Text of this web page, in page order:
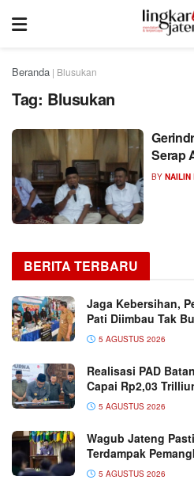
Beranda | Blusukan
Tag: Blusukan
Serap
BY NAILIN
BERITA TERBARU
Jaga Kebersihan,
Pati Diimbau Tak
5 AGUSTUS 2026
Realisasi PAD
Capai Rp2,03
5 AGUSTUS 2026
Wagub Jateng
Terdampak
5 AGUSTUS 2026